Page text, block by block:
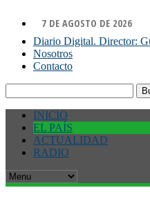
7 DE AGOSTO DE 2026
Diario Digital. Director:
Nosotros
Contacto
INICIO
EL PAÍS
ACTUALIDAD
RADIO